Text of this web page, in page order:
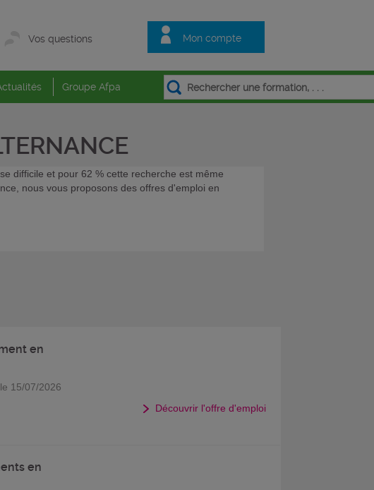
Mon compte
Vos questions
Groupe Afpa
difficile et pour 62 % cette recherche est même
nous vous proposons des offres d'emploi en
en
15/07/2026
Découvrir l'offre d'emploi
en